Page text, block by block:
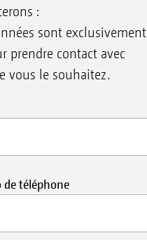
:
sont exclusivement
prendre contact avec
vous le souhaitez.
téléphone